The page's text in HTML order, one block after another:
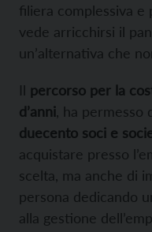
filiera complessiva
vede arricchirsi il
un’alternativa che
Il percorso per la
d’anni , ha
duecento soci e
acquistare presso
scelta, ma anche di
persona dedicando
alla gestione